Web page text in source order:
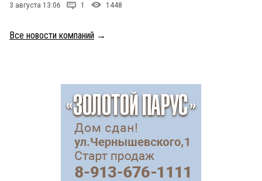
3 августа 13:06 1 1448
Все новости компаний →